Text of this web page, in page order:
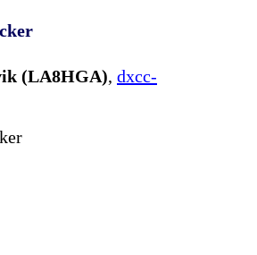
(LA8HGA), dxcc-